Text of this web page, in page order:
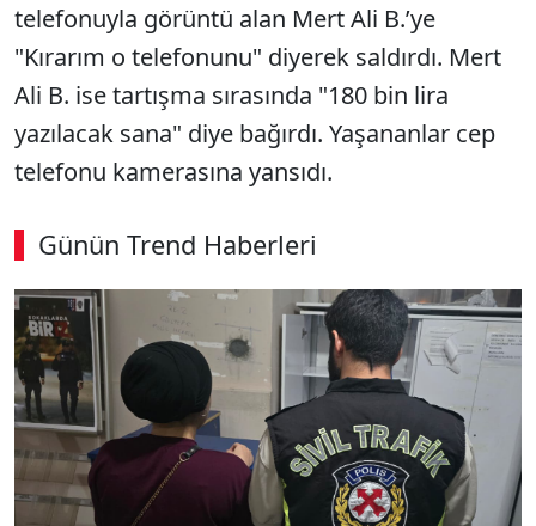
telefonuyla görüntü alan Mert Ali B.’ye
"Kırarım o telefonunu" diyerek saldırdı. Mert
Ali B. ise tartışma sırasında "180 bin lira
yazılacak sana" diye bağırdı. Yaşananlar cep
telefonu kamerasına yansıdı.
Günün Trend Haberleri
00:02 / 09:15
Sesi Aç